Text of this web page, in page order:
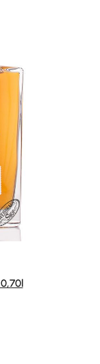
5 Sternen